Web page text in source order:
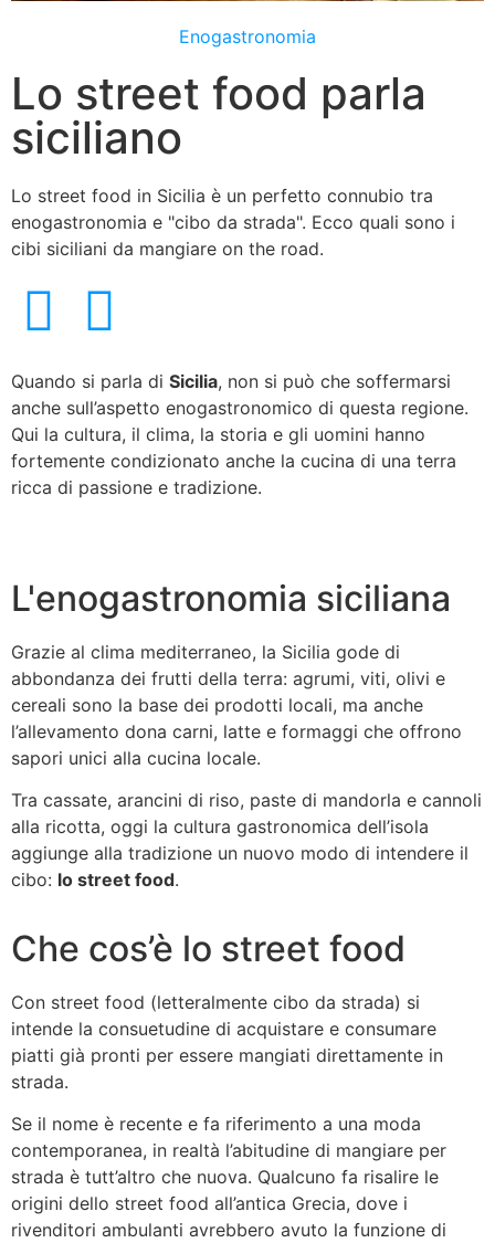
Enogastronomia
Lo street food parla
siciliano
Lo street food in Sicilia è un perfetto connubio tra
enogastronomia e "cibo da strada". Ecco quali sono i
cibi siciliani da mangiare on the road.
Quando si parla di Sicilia, non si può che soffermarsi
anche sull’aspetto enogastronomico di questa regione.
Qui la cultura, il clima, la storia e gli uomini hanno
fortemente condizionato anche la cucina di una terra
ricca di passione e tradizione.
L'enogastronomia siciliana
Grazie al clima mediterraneo, la Sicilia gode di
abbondanza dei frutti della terra: agrumi, viti, olivi e
cereali sono la base dei prodotti locali, ma anche
l’allevamento dona carni, latte e formaggi che offrono
sapori unici alla cucina locale.
Tra cassate, arancini di riso, paste di mandorla e cannoli
alla ricotta, oggi la cultura gastronomica dell’isola
aggiunge alla tradizione un nuovo modo di intendere il
cibo: lo street food.
Che cos’è lo street food
Con street food (letteralmente cibo da strada) si
intende la consuetudine di acquistare e consumare
piatti già pronti per essere mangiati direttamente in
strada.
Se il nome è recente e fa riferimento a una moda
contemporanea, in realtà l’abitudine di mangiare per
strada è tutt’altro che nuova. Qualcuno fa risalire le
origini dello street food all’antica Grecia, dove i
rivenditori ambulanti avrebbero avuto la funzione di